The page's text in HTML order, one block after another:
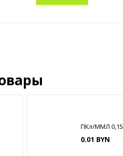
ПКл/ММЛ 0,15
0.01 BYN